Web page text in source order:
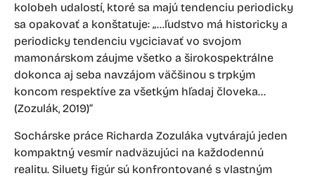
kolobeh udalostí, ktoré sa majú tendenciu periodicky
sa opakovať a konštatuje: „…ľudstvo má historicky a
periodicky tendenciu vyciciavať vo svojom
mamonárskom záujme všetko a širokospektrálne
dokonca aj seba navzájom väčšinou s trpkým
koncom respektíve za všetkým hľadaj človeka…
(Zozulák, 2019)“
Sochárske práce Richarda Zozuláka vytvárajú jeden
kompaktný vesmír nadväzujúci na každodennú
realitu. Siluety figúr sú konfrontované s vlastným